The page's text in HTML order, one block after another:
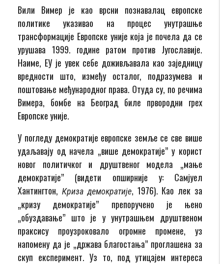
Вили Вимер је као врсни познавалац европске
политике указивао на процес унутрашње
трансформације Европске уније која је почела да се
урушава 1999. године ратом против Југославије.
Наиме, ЕУ је увек себе доживљавала као заједницу
вредности што, између осталог, подразумева и
поштовање међународног права. Отуда су, по речима
Вимера, бомбе на Београд биле првородни грех
Европске уније.
У погледу демократије европске земље се све више
удаљавају од начела „више демократије” у корист
новог политичког и друштвеног модела „мање
демократије” (видети опширније у: Самјуел
Хантингтон,Криза демократије, 1976). Као лек за
„кризу демократије” препоручено је њено
„обуздавање” што је у унутрашњем друштвеном
праксису проузроковало огромне промене, уз
напомену да је „држава благостања” проглашена за
скуп експеримент. Уз то, под утицајем интереса